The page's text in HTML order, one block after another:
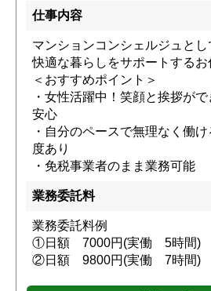
仕事内容
マンションコンシェルジュと
快適な暮らしをサポートするお
＜おすすめポイント＞
・女性活躍中！笑顔と挨拶が
安心
・自分のペースで無理なく働
度あり
・免税事業者のまま業務可能
業務委託料
業務委託料例
①日額 7000円(実働 5時間)
②日額 9800円(実働 7時間)